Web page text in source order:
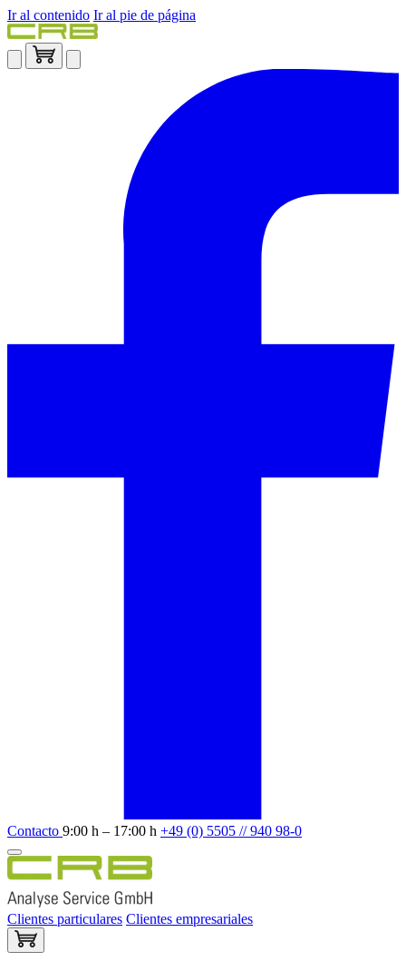
Ir al contenido Ir al pie de página
Contacto 9:00 h – 17:00 h +49 (0) 5505 // 940 98-0
Clientes particulares Clientes empresariales